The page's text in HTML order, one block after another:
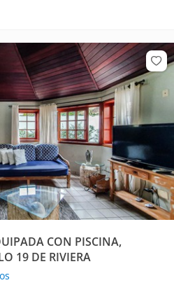
CON PISCINA,
19 DE RIVIERA